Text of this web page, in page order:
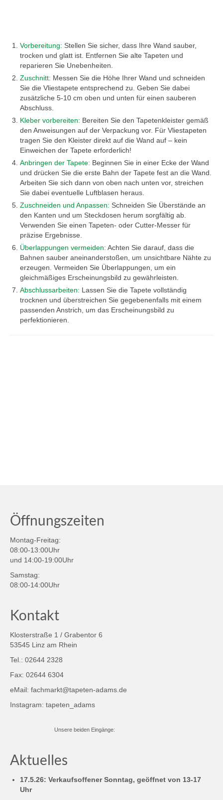
Vorbereitung: Stellen Sie sicher, dass Ihre Wand sauber,
trocken und glatt ist. Entfernen Sie alte Tapeten und
reparieren Sie Unebenheiten.
Zuschnitt: Messen Sie die Höhe Ihrer Wand und schneiden
Sie die Vliestapete entsprechend zu. Geben Sie dabei
zusätzliche 5-10 cm oben und unten für einen sauberen
Abschluss.
Kleber vorbereiten: Bereiten Sie den Tapetenkleister gemäß
den Anweisungen auf der Verpackung vor. Für Vliestapeten
tragen Sie den Kleister direkt auf die Wand auf – kein
Einweichen der Tapete erforderlich!
Anbringen der Tapete: Beginnen Sie in einer Ecke der Wand
und drücken Sie die erste Bahn der Tapete fest an die Wand.
Arbeiten Sie sich dann von oben nach unten vor, streichen
Sie dabei eventuelle Luftblasen heraus.
Zuschneiden und Anpassen: Schneiden Sie Überstände an
den Kanten und um Steckdosen herum sorgfältig ab.
Verwenden Sie einen Tapeten- oder Cutter-Messer für
präzise Ergebnisse.
Überlappungen vermeiden: Achten Sie darauf, dass die
Bahnen sauber aneinanderstoßen, um unsichtbare Nähte zu
erzeugen. Vermeiden Sie Überlappungen, um ein
gleichmäßiges Erscheinungsbild zu gewährleisten.
Abschlussarbeiten: Lassen Sie die Tapete vollständig
trocknen und überstreichen Sie gegebenenfalls mit einem
passenden Anstrich, um das Erscheinungsbild zu
perfektionieren.
Öffnungszeiten
Montag-Freitag:
08:00-13:00Uhr
und 14:00-19:00Uhr
Samstag:
08:00-14:00Uhr
Kontakt
Klosterstraße 1 / Grabentor 6
53545 Linz am Rhein
Tel.: 02644 2328
Fax: 02644 6304
eMail: fachmarkt@tapeten-adams.de
Instagram: tapeten_adams
Unsere beiden Eingänge:
Aktuelles
17.5.26: Verkaufsoffener Sonntag, geöffnet von 13-17
Uhr